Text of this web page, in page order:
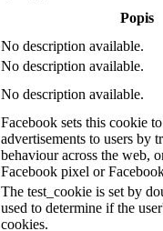
Popis
No description available.
No description available.
No description available.
Facebook sets this cookie
advertisements to users by
behaviour across the web,
Facebook pixel or
The test_cookie is set by
used to determine if the
cookies.